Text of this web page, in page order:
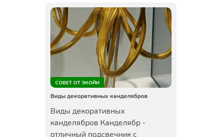
СОВЕТ ОТ ЭКОЙИ
Виды декоративных канделябров
Виды декоративных
канделябров Канделябр -
отличный подсвечник с